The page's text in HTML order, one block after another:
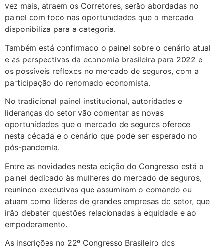
vez mais, atraem os Corretores, serão abordadas no
painel com foco nas oportunidades que o mercado
disponibiliza para a categoria.
Também está confirmado o painel sobre o cenário atual
e as perspectivas da economia brasileira para 2022 e
os possíveis reflexos no mercado de seguros, com a
participação do renomado economista.
No tradicional painel institucional, autoridades e
lideranças do setor vão comentar as novas
oportunidades que o mercado de seguros oferece
nesta década e o cenário que pode ser esperado no
pós-pandemia.
Entre as novidades nesta edição do Congresso está o
painel dedicado às mulheres do mercado de seguros,
reunindo executivas que assumiram o comando ou
atuam como líderes de grandes empresas do setor, que
irão debater questões relacionadas à equidade e ao
empoderamento.
As inscrições no 22º Congresso Brasileiro dos